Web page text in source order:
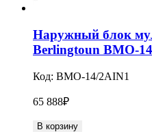
Наружный блок
Berlingtoun BMO-
Код: BMO-14/2AIN1
65 888₽
В корзину